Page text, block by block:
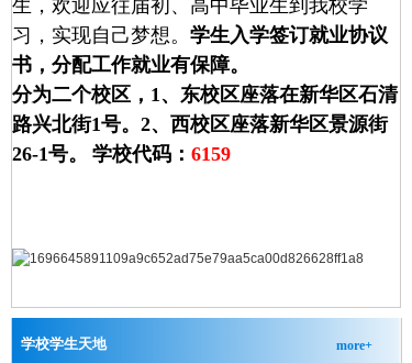
生，欢迎应往届初、高中毕业生到我校学
习，实现自己梦想。 学生入学签订就业协议
书，分配工作就业有保障。
分为二个校区， 1、 东校区座落在新华区石清
路兴北街1号。 2、 西校区座落新华区景源街
26-1号。
学校代码： 6159
学校学生天地 more+